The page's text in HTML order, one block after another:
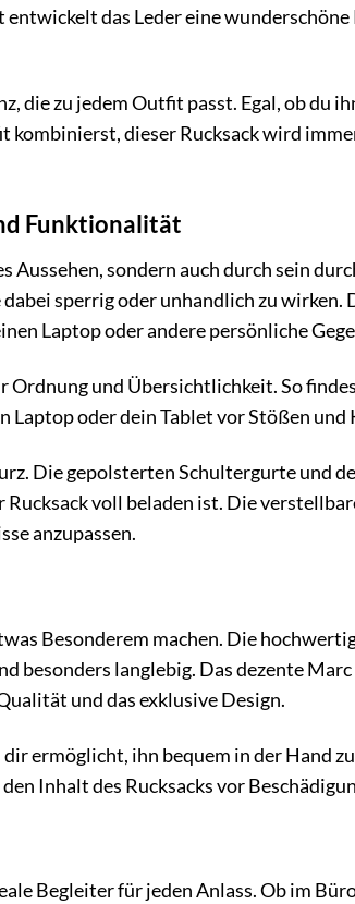
das Leder eine wunderschöne
die zu jedem Outfit passt. Egal, ob du
kombinierst, dieser Rucksack wird
Funktionalität
Aussehen, sondern auch durch sein
sperrig oder unhandlich zu wirken.
Laptop oder andere persönliche
und Übersichtlichkeit. So
Laptop oder dein Tablet vor Stößen und
Die gepolsterten Schultergurte und
Rucksack voll beladen ist. Die
anzupassen.
Besonderem machen. Die
besonders langlebig. Das dezente Marc
und das exklusive Design.
ermöglicht, ihn bequem in der Hand
Inhalt des Rucksacks vor
Begleiter für jeden Anlass. Ob im